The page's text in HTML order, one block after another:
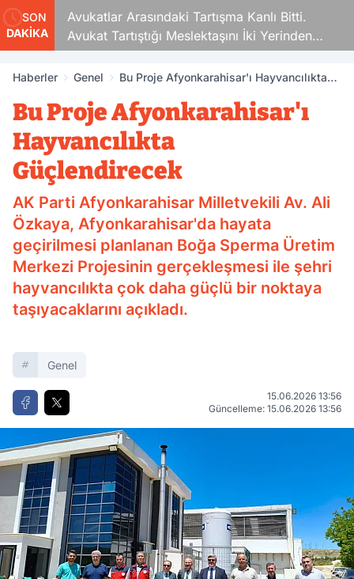
SON
DAKİKA
Avukatlar Arasındaki Tartışma Kanlı Bitti.
Avukat Tartıştığı Meslektaşını İki Yerinden
Vurdu
Haberler Genel
Bu Proje Afyonkarahisar'ı Hayvancılıkta
Bu Proje Afyonkarahisar'ı
Hayvancılıkta
Güçlendirecek
AK Parti Afyonkarahisar Milletvekili Av. Ali
Özkaya, Afyonkarahisar'da hayata
geçirilmesi planlanan Boğa Sperma Üretim
Merkezi Projesinin gerçekleşmesi ile şehri
hayvancılıkta çok daha güçlü bir noktaya
taşıyacaklarını açıkladı.
Genel
15.06.2026 13:56
Güncelleme: 15.06.2026 13:56